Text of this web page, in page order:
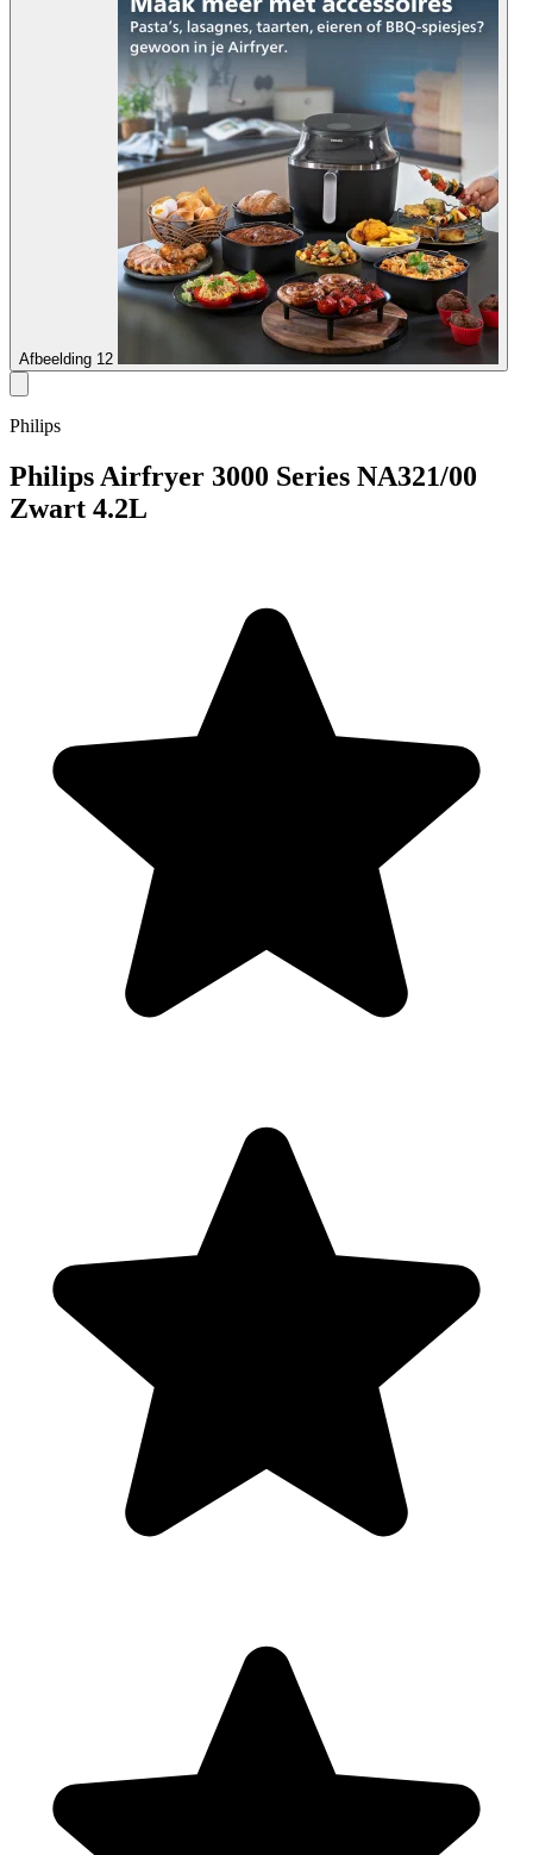
Afbeelding 12
Philips
Philips Airfryer 3000 Series NA321/00
Zwart 4.2L